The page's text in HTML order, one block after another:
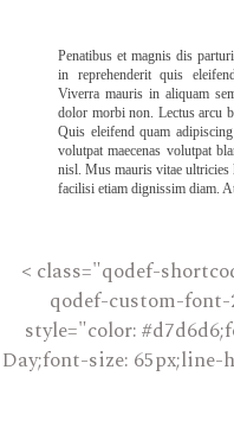
Penatibus et magnis dis
in reprehenderit quis
Viverra mauris in aliquam
dolor morbi non. Lectus arcu
Quis eleifend quam
volutpat maecenas volutpat
nisl. Mus mauris vitae ultricies
facilisi etiam dignissim diam.
< class="qodef-
qodef-custom-
style="color:
Day;font-size: 65px;line-